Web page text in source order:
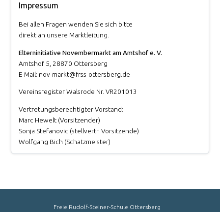
Impressum
Bei allen Fragen wenden Sie sich bitte
direkt an unsere Marktleitung.
Elterninitiative Novembermarkt am Amtshof e. V.
Amtshof 5, 28870 Ottersberg
E-Mail: nov-markt@frss-ottersberg.de
Vereinsregister Walsrode Nr. VR201013
Vertretungsberechtigter Vorstand:
Marc Hewelt (Vorsitzender)
Sonja Stefanovic (stellvertr. Vorsitzende)
Wolfgang Bich (Schatzmeister)
Freie Rudolf-Steiner-Schule Ottersberg